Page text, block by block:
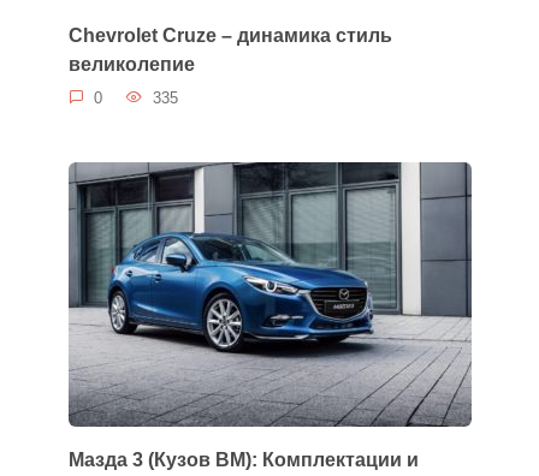
Chevrolet Cruze – динамика стиль
великолепие
0 335
Мазда 3 (Кузов BM): Комплектации и